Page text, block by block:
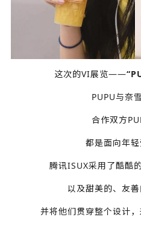
这次的VI展览——
PUPU与奈
合作双方
都是面向年
腾讯ISUX采用了酷酷
以及甜美的、友
并将他们贯穿整个设计